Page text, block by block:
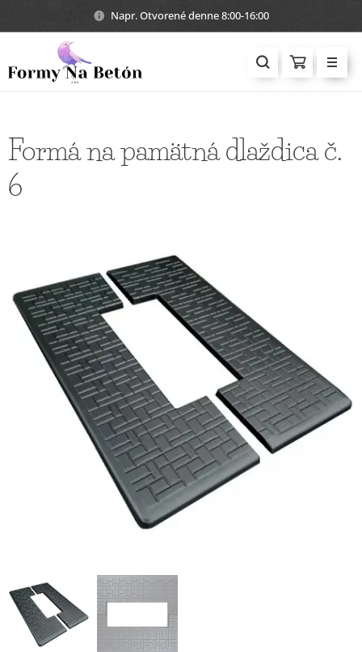
Napr. Otvorené denne 8:00-16:00
Formá na pamätná dlaždica č.
6